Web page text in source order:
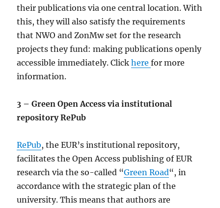
their publications via one central location. With
this, they will also satisfy the requirements
that NWO and ZonMw set for the research
projects they fund: making publications openly
accessible immediately. Clickherefor more
information.
3 – Green Open Access via institutional
repository RePub
RePub, the EUR’s institutional repository,
facilitates the Open Access publishing of EUR
research via the so-called “Green Road“, in
accordance with the strategic plan of the
university. This means that authors are